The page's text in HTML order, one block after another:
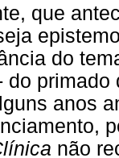
que
do
do
anos
não